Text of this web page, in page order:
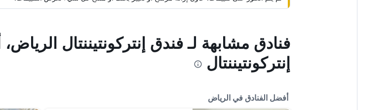
فنادق مشابهة لـ فندق إنتركونتيننتال
إنتركونتيننتال
أفضل الفنادق في الرياض